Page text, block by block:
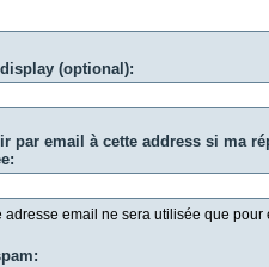
(optional):
par email à cette address si ma
adresse email ne sera utilisée que pour